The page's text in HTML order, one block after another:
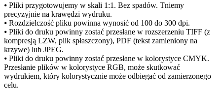
⦁ Pliki przygotowujemy w skali 1:1. Bez spadów. Tniemy
precyzyjnie na krawędzi wydruku.
⦁ Rozdzielczość pliku powinna wynosić od 100 do 300 dpi.
⦁ Pliki do druku powinny zostać przesłane w rozszerzeniu TIFF (z
kompresją LZW, plik spłaszczony), PDF (tekst zamieniony na
krzywe) lub JPEG.
⦁ Pliki do druku powinny zostać przesłane w kolorystyce CMYK.
Przesłanie plików w kolorystyce RGB, może skutkować
wydrukiem, który kolorystycznie może odbiegać od zamierzonego
celu.